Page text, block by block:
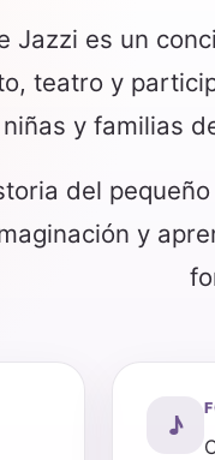
Jazzi es un
teatro y
y familias
del
y
♪